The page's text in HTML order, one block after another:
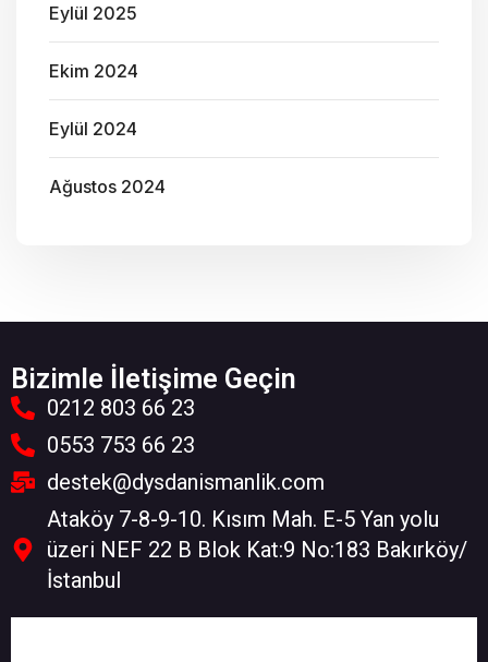
Eylül 2025
Ekim 2024
Eylül 2024
Ağustos 2024
Bizimle İletişime Geçin
0212 803 66 23
0553 753 66 23
destek@dysdanismanlik.com
Ataköy 7-8-9-10. Kısım Mah. E-5 Yan yolu
üzeri NEF 22 B Blok Kat:9 No:183 Bakırköy/
İstanbul